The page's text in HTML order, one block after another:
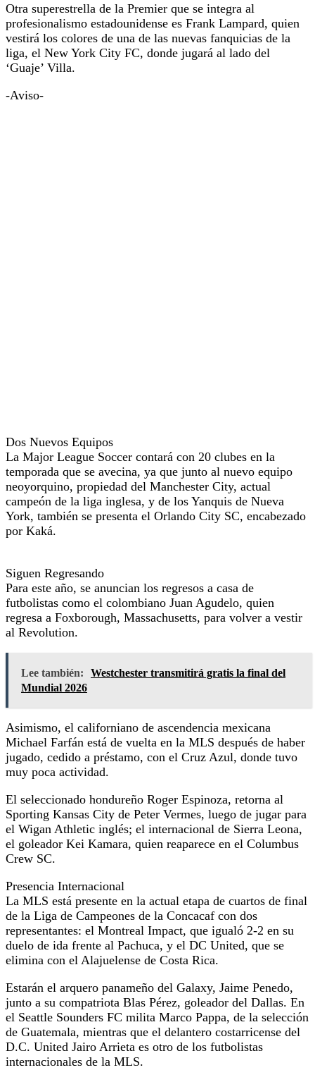
Otra superestrella de la Premier que se integra al
profesionalismo estadounidense es Frank Lampard, quien
vestirá los colores de una de las nuevas fanquicias de la
liga, el New York City FC, donde jugará al lado del
‘Guaje’ Villa.
-Aviso-
Dos Nuevos Equipos
La Major League Soccer contará con 20 clubes en la
temporada que se avecina, ya que junto al nuevo equipo
neoyorquino, propiedad del Manchester City, actual
campeón de la liga inglesa, y de los Yanquis de Nueva
York, también se presenta el Orlando City SC, encabezado
por Kaká.
Siguen Regresando
Para este año, se anuncian los regresos a casa de
futbolistas como el colombiano Juan Agudelo, quien
regresa a Foxborough, Massachusetts, para volver a vestir
al Revolution.
Lee también:
Westchester transmitirá gratis la final del
Mundial 2026
Asimismo, el californiano de ascendencia mexicana
Michael Farfán está de vuelta en la MLS después de haber
jugado, cedido a préstamo, con el Cruz Azul, donde tuvo
muy poca actividad.
El seleccionado hondureño Roger Espinoza, retorna al
Sporting Kansas City de Peter Vermes, luego de jugar para
el Wigan Athletic inglés; el internacional de Sierra Leona,
el goleador Kei Kamara, quien reaparece en el Columbus
Crew SC.
Presencia Internacional
La MLS está presente en la actual etapa de cuartos de final
de la Liga de Campeones de la Concacaf con dos
representantes: el Montreal Impact, que igualó 2-2 en su
duelo de ida frente al Pachuca, y el DC United, que se
elimina con el Alajuelense de Costa Rica.
Estarán el arquero panameño del Galaxy, Jaime Penedo,
junto a su compatriota Blas Pérez, goleador del Dallas. En
el Seattle Sounders FC milita Marco Pappa, de la selección
de Guatemala, mientras que el delantero costarricense del
D.C. United Jairo Arrieta es otro de los futbolistas
internacionales de la MLS.